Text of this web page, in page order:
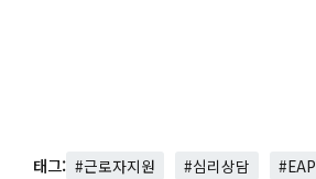
태그: #근로자지원 #심리상담 #EAP